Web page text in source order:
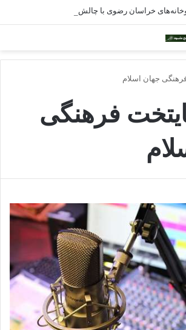
جهان اسلام
فرهنگی